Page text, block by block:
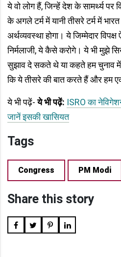
ये वो लोग हैं, जिन्हें देश के सामर्थ्य पर
के अगले टर्म में यानी तीसरे टर्म में भारत
अर्थव्यवस्था होगा। ये जिम्मेदार
निर्मलाजी, ये कैसे करोगे। ये भी मुझे
सुझाव दे सकते थे या कहते हम चुनाव
कि ये तीसरे की बात करते हैं और हम
ये भी पढ़ें-ये भी पढ़ें: ISRO का
जानें इसकी खासियत
Tags
Congress PM Modi
Share this story